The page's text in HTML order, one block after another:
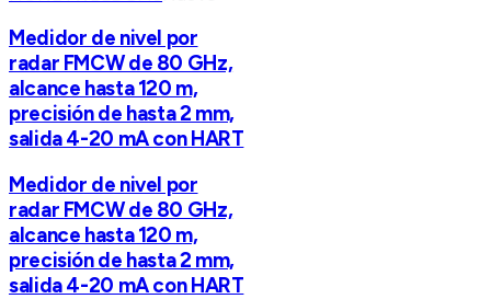
Medidor de nivel por
radar FMCW de 80 GHz,
alcance hasta 120 m,
precisión de hasta 2 mm,
salida 4-20 mA con HART
Medidor de nivel por
radar FMCW de 80 GHz,
alcance hasta 120 m,
precisión de hasta 2 mm,
salida 4-20 mA con HART